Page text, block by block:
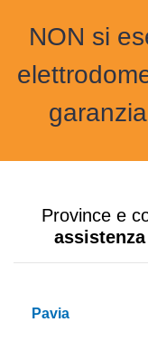
NON si
Province e
Pavia